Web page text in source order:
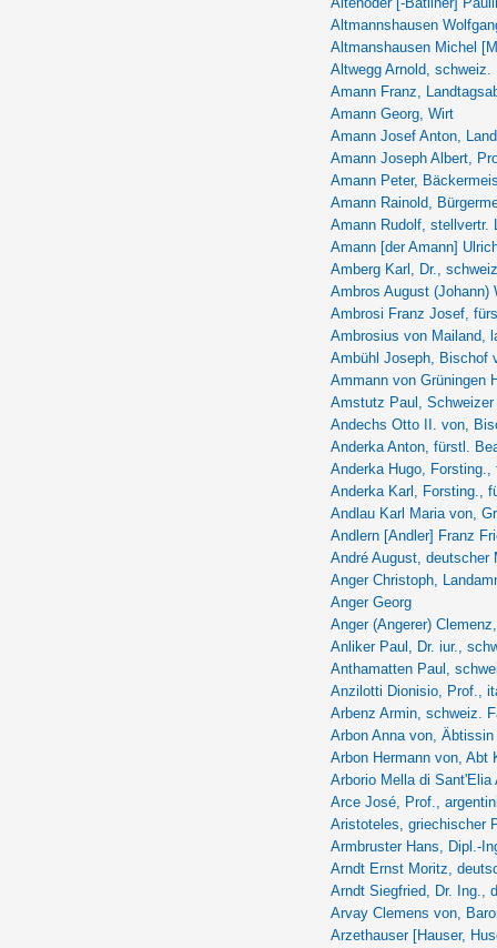
Altmannshausen
Altmanshausen Michel
Altwegg Arnold, schweiz.
Amann Franz,
Amann Georg, Wirt
Amann Josef Anton,
Amann Joseph Albert,
Amann Peter,
Amann Rainold,
Amann Rudolf, stellvertr.
Amann [der Amann]
Amberg Karl, Dr.,
Ambros August (Johann)
Ambrosi Franz Josef,
Ambrosius von Mailand,
Ambühl Joseph, Bischof
Ammann von Grüningen
Amstutz Paul, Schweizer
Andechs Otto II. von,
Anderka Anton, fürstl.
Anderka Hugo,
Anderka Karl, Forsting.,
Andlau Karl Maria von,
Andlern [Andler] Franz
André August, deutscher
Anger Christoph,
Anger Georg
Anger (Angerer)
Anliker Paul, Dr. iur.,
Anthamatten Paul,
Anzilotti Dionisio, Prof.,
Arbenz Armin, schweiz.
Arbon Anna von,
Arbon Hermann von, Abt
Arborio Mella di
Arce José, Prof.,
Aristoteles, griechischer
Armbruster Hans, Dipl.-
Arndt Ernst Moritz,
Arndt Siegfried, Dr. Ing.,
Arvay Clemens von,
Arzethauser [Hauser,